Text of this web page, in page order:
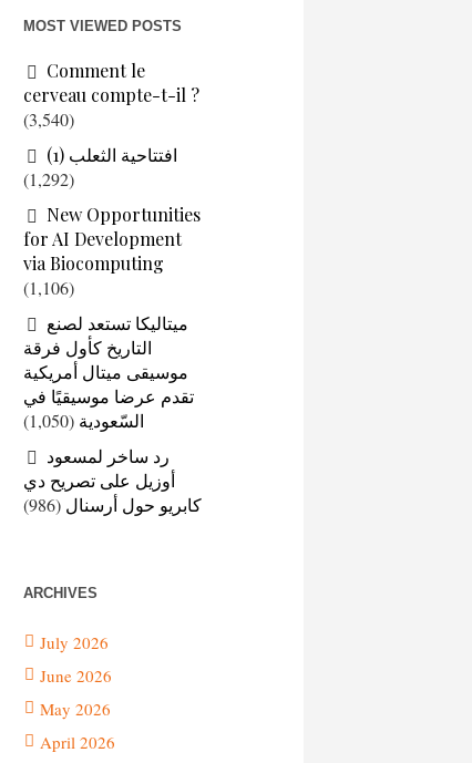
MOST VIEWED POSTS
Comment le
cerveau compte-t-il ?
(3,540)
افتتاحية الثعلب (1)
(1,292)
New Opportunities
for AI Development
via Biocomputing
(1,106)
ميتاليكا تستعد لصنع
التاريخ كأول فرقة
موسيقى ميتال أمريكية
تقدم عرضا موسيقيًا في
السّعودية (1,050)
رد ساخر لمسعود
أوزيل على تصريح دي
كابريو حول أرسنال (986)
ARCHIVES
July 2026
June 2026
May 2026
April 2026